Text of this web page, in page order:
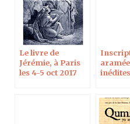
Le livre de
Jérémie, à Paris
les 4-5 oct 2017